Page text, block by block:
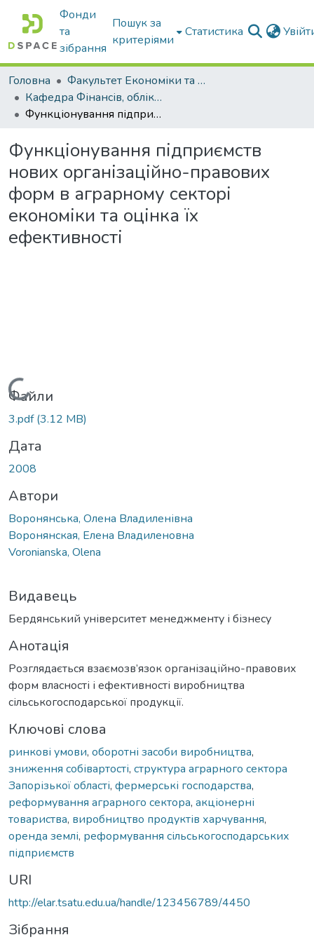
Фонди
та
зібрання
Пошук за
критеріями
Статистика
Головна
Факультет Економіки та бізнесу
Кафедра Фінансів, обліку і оподаткування
Функціонування підприємств нових організаційно-правових форм в аграрному секторі економіки та оцінка їх ефективності
Функціонування підприємств
нових організаційно-правових
форм в аграрному секторі
економіки та оцінка їх
ефективності
Вантажиться...
Файли
3.pdf(3.12 MB)
Дата
2008
Автори
Воронянська, Олена Владиленівна
Воронянская, Елена Владиленовна
Voronianska, Olena
Видавець
Бердянський університет менеджменту і бізнесу
Анотація
Розглядається взаємозв’язок організаційно-правових
форм власності і ефективності виробництва
сільськогосподарської продукції.
Ключові слова
ринкові умови, оборотні засоби виробництва,
зниження собівартості, структура аграрного сектора
Запорізької області, фермерські господарства,
реформування аграрного сектора, акціонерні
товариства, виробництво продуктів харчування,
оренда землі, реформування сільськогосподарських
підприємств
URI
http://elar.tsatu.edu.ua/handle/123456789/4450
Зібрання